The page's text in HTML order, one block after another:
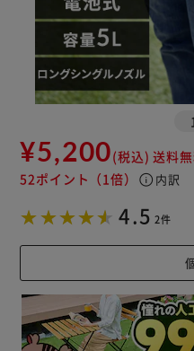
1
¥5,200(税込) 送料
52ポイント （1倍） info 内訳
4.5 2件